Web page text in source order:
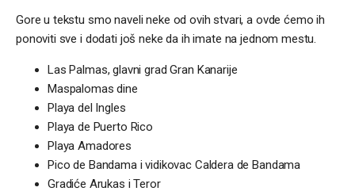
Gore u tekstu smo naveli neke od ovih stvari, a ovde ćemo ih
ponoviti sve i dodati još neke da ih imate na jednom mestu.
Las Palmas, glavni grad Gran Kanarije
Maspalomas dine
Playa del Ingles
Playa de Puerto Rico
Playa Amadores
Pico de Bandama i vidikovac Caldera de Bandama
Gradiće Arukas i Teror